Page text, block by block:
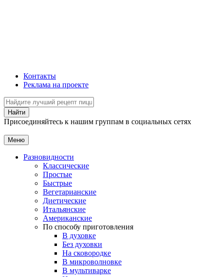
Контакты
Реклама на проекте
Присоединяйтесь к нашим группам в социальных сетях
Меню
Разновидности
Классические
Простые
Быстрые
Вегетарианские
Диетические
Итальянские
Американские
По способу приготовления
В духовке
Без духовки
На сковородке
В микроволновке
В мультиварке